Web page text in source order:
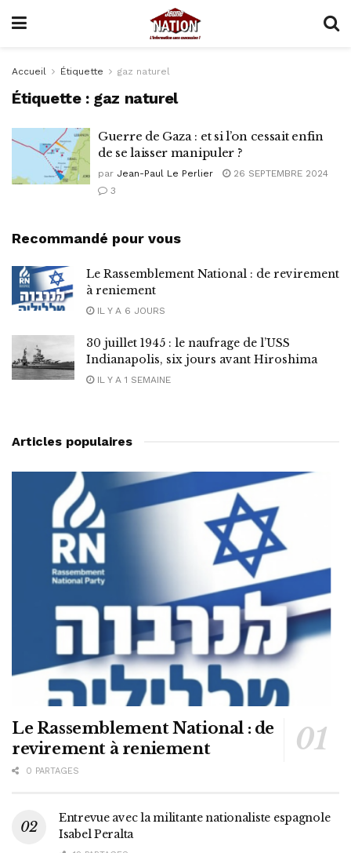
Accueil Étiquette gaz naturel
Étiquette : gaz naturel
Guerre de Gaza : et si l’on cessait enfin
de se laisser manipuler ?
par Jean-Paul Le Perlier
26 SEPTEMBRE 2024
3
Recommandé pour vous
Le Rassemblement National : de revirement
à reniement
IL Y A 6 JOURS
30 juillet 1945 : le naufrage de l’USS
Indianapolis, six jours avant Hiroshima
IL Y A 1 SEMAINE
Articles populaires
Le Rassemblement National : de
revirement à reniement
0 PARTAGES
Entrevue avec la militante nationaliste espagnole
Isabel Peralta